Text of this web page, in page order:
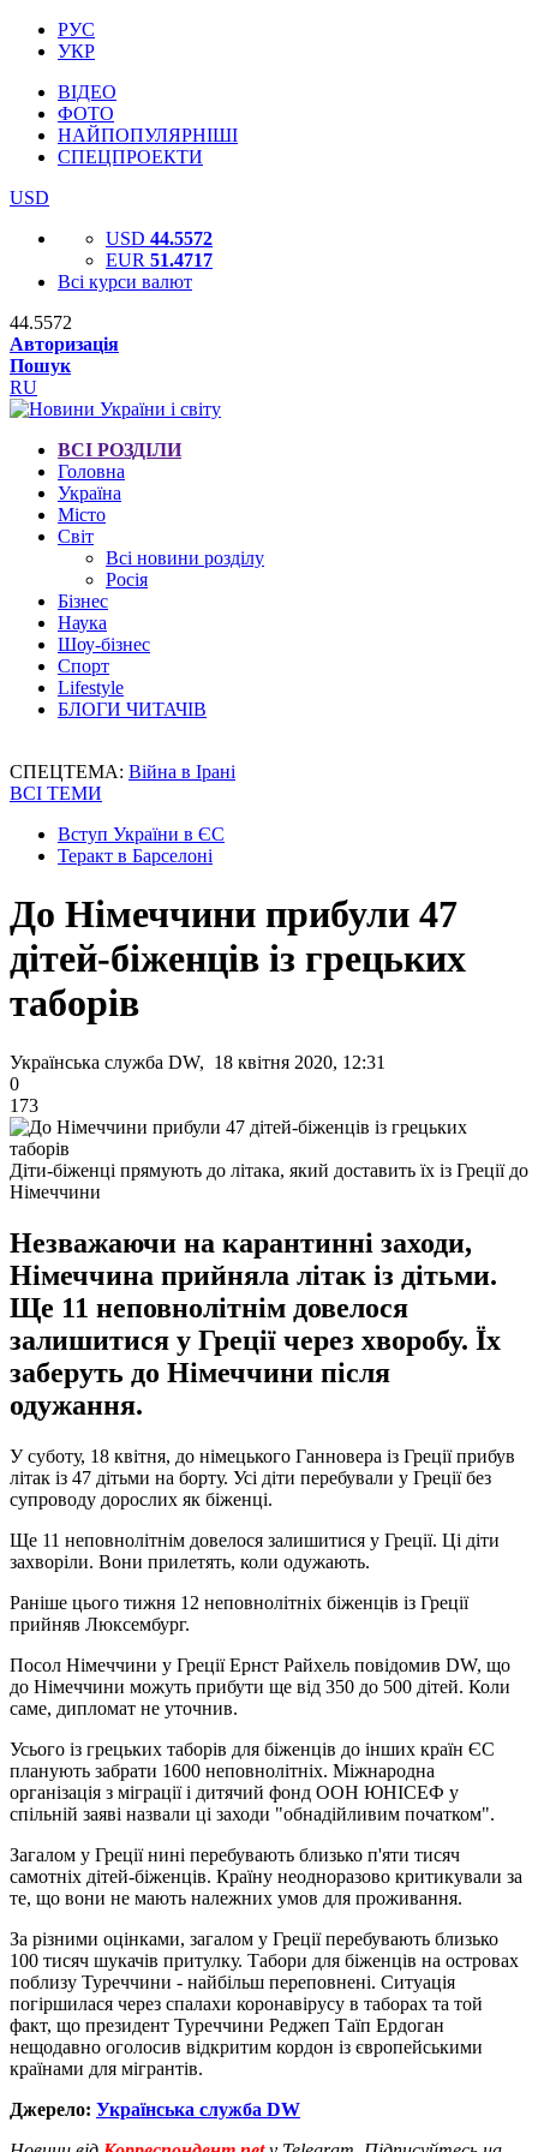
РУС
УКР
ВІДЕО
ФОТО
НАЙПОПУЛЯРНІШІ
СПЕЦПРОЕКТИ
USD
USD 44.5572
EUR 51.4717
Всі курси валют
44.5572
Авторизація
Пошук
RU
ВСІ РОЗДІЛИ
Головна
Україна
Місто
Світ
Всі новини розділу
Росія
Бізнес
Наука
Шоу-бізнес
Спорт
Lifestyle
БЛОГИ ЧИТАЧІВ
СПЕЦТЕМА: Війна в Ірані
ВСІ ТЕМИ
Вступ України в ЄС
Теракт в Барселоні
До Німеччини прибули 47
дітей-біженців із грецьких
таборів
Українська служба DW, 18 квітня 2020, 12:31
0
173
Діти-біженці прямують до літака, який доставить їх із Греції до
Німеччини
Незважаючи на карантинні заходи,
Німеччина прийняла літак із дітьми.
Ще 11 неповнолітнім довелося
залишитися у Греції через хворобу. Їх
заберуть до Німеччини після
одужання.
У суботу, 18 квітня, до німецького Ганновера із Греції прибув
літак із 47 дітьми на борту. Усі діти перебували у Греції без
супроводу дорослих як біженці.
Ще 11 неповнолітнім довелося залишитися у Греції. Ці діти
захворіли. Вони прилетять, коли одужають.
Раніше цього тижня 12 неповнолітніх біженців із Греції
прийняв Люксембург.
Посол Німеччини у Греції Ернст Райхель повідомив DW, що
до Німеччини можуть прибути ще від 350 до 500 дітей. Коли
саме, дипломат не уточнив.
Усього із грецьких таборів для біженців до інших країн ЄС
планують забрати 1600 неповнолітніх. Міжнародна
організація з міграції і дитячий фонд ООН ЮНІСЕФ у
спільній заяві назвали ці заходи "обнадійливим початком".
Загалом у Греції нині перебувають близько п'яти тисяч
самотніх дітей-біженців. Країну неодноразово критикували за
те, що вони не мають належних умов для проживання.
За різними оцінками, загалом у Греції перебувають близько
100 тисяч шукачів притулку. Табори для біженців на островах
поблизу Туреччини - найбільш переповнені. Ситуація
погіршилася через спалахи коронавірусу в таборах та той
факт, що президент Туреччини Реджеп Таїп Ердоган
нещодавно оголосив відкритим кордон із європейськими
країнами для мігрантів.
Джерело: Українська служба DW